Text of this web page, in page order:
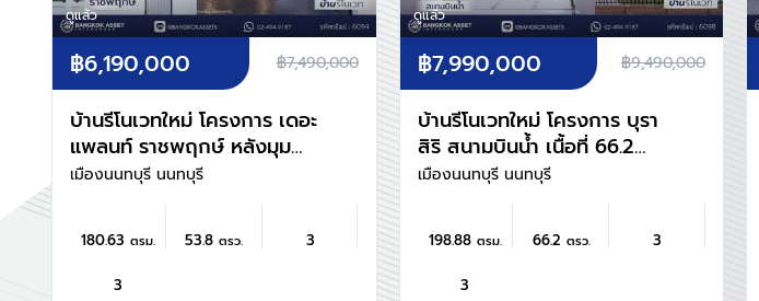
ดูแล้ว
฿6,190,000 ฿7,490,000
บ้านรีโนเวทใหม่ โครงการ เดอะ
แพลนท์ ราชพฤกษ์ หลังมุม
เนื้อที่ 53.8 ตร.ว. พื้นที่ใช้สอย
180.63 ตร.ม. ฟังก์ชัน 3 ห้อง
คัน บนทำเลศักยภาพ เดินทาง
สะดวก ใกล้วงเวียนพระราม5,
เมืองนนทบุรี นนทบุรี
180.63 ตรม. 53.8ตรว. 3
3
ดูแล้ว
฿7,990,000 ฿9,490,000
บ้านรีโนเวทใหม่ โครงการ บุรา
สิริ สนามบินน้ำ เนื้อที่ 66.2
ตร.ว. พื้นที่ใช้สอย 198.88
ตร.ม. ฟังก์ชัน 3 ห้องนอน 3
ทำเลเชื่อมต่อหลายเส้นทาง
ใกล้เซ็นทรัล นอร์ทวิลล์ และ
เมืองนนทบุรี นนทบุรี
198.88 ตรม. 66.2 ตรว. 3
3